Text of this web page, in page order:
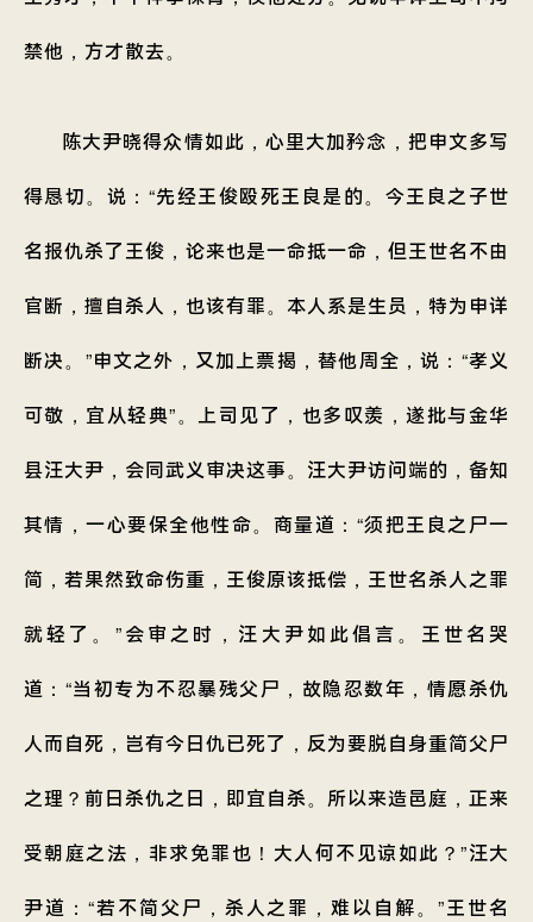
禁他，方才散去。
陈大尹晓得众情如此，心里大加矜念，把申文多写
得恳切。说：“先经王俊殴死王良是的。今王良之子世
名报仇杀了王俊，论来也是一命抵一命，但王世名不由
官断，擅自杀人，也该有罪。本人系是生员，特为申详
断决。”申文之外，又加上票揭，替他周全，说：“孝义
可敬，宜从轻典”。上司见了，也多叹羡，遂批与金华
县汪大尹，会同武义审决这事。汪大尹访问端的，备知
其情，一心要保全他性命。商量道：“须把王良之尸一
简，若果然致命伤重，王俊原该抵偿，王世名杀人之罪
就轻了。”会审之时，汪大尹如此倡言。王世名哭
道：“当初专为不忍暴残父尸，故隐忍数年，情愿杀仇
人而自死，岂有今日仇已死了，反为要脱自身重简父尸
之理？前日杀仇之日，即宜自杀。所以来造邑庭，正来
受朝庭之法，非求免罪也！大人何不见谅如此？”汪大
尹道：“若不简父尸，杀人之罪，难以自解。”王世名